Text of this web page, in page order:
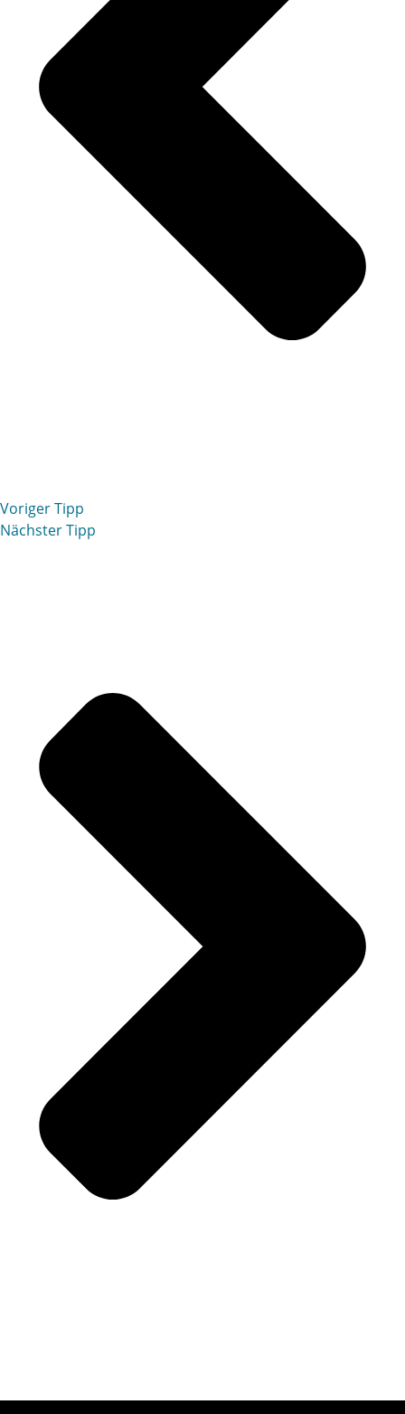
Voriger Tipp
Nächster Tipp